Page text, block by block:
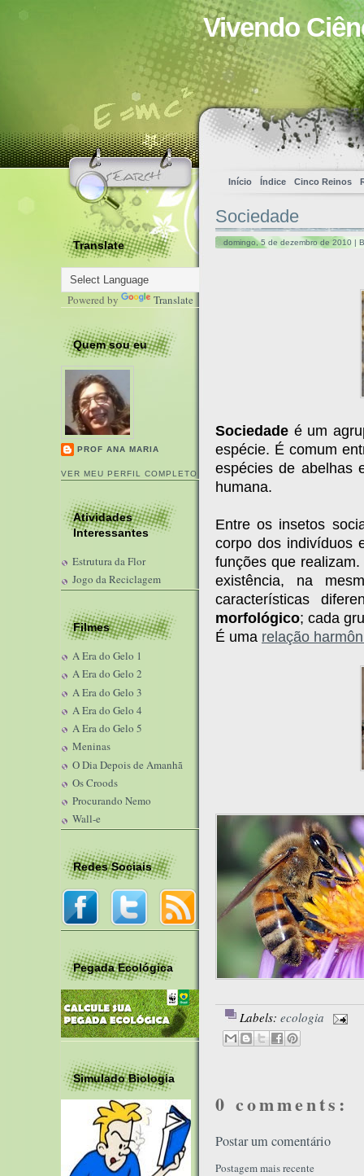
Vivendo
Início Índice Cinco Reinos
Translate
Powered by Translate
Quem sou eu
PROF ANA MARIA
VER MEU PERFIL COMPLETO
Atividades
Interessantes
Estrutura da Flor
Jogo da Reciclagem
Filmes
A Era do Gelo 1
A Era do Gelo 2
A Era do Gelo 3
A Era do Gelo 4
A Era do Gelo 5
Meninas
O Dia Depois de Amanhã
Os Croods
Procurando Nemo
Wall-e
Redes Sociais
Pegada Ecológica
Simulado Biologia
Sociedade
domingo, 5 de dezembro de 2010 |
Sociedade é um
espécie. É comum
espécies de abelhas
humana.
Entre os insetos
corpo dos indivíduos
funções que
existência, na
características
morfológico; cada
É uma relação
Labels: ecologia
0 comments:
Postar um comentário
Postagem mais recente